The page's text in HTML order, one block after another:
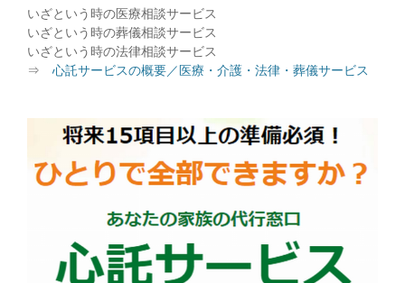
いざという時の医療相談サービス
いざという時の葬儀相談サービス
いざという時の法律相談サービス
⇒ 心託サービスの概要／医療・介護・法律・葬儀サービス